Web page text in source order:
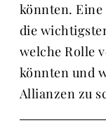
könnten.
die
welche Rolle
könnten und
Allianzen zu